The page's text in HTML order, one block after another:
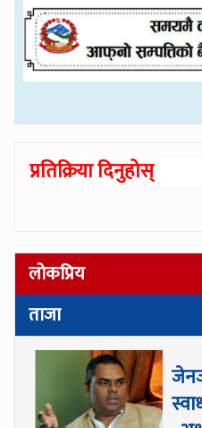
प्रतिक्रिया दिनुहोस्
लोकप्रिय
ताजा